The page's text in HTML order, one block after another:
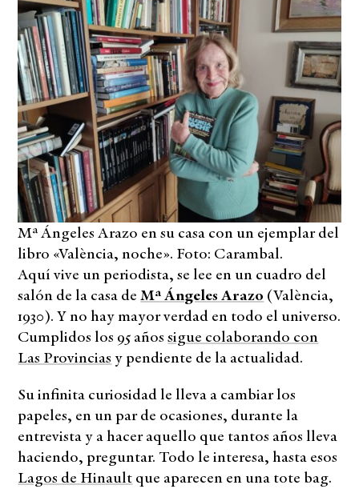
Mª Ángeles Arazo en su casa con un ejemplar del
libro «València, noche». Foto: Carambal.
Aquí vive un periodista, se lee en un cuadro del
salón de la casa deMª Ángeles Arazo (València,
1930). Y no hay mayor verdad en todo el universo.
Cumplidos los 95 añossigue colaborando con
Las Provincias y pendiente de la actualidad.
Su infinita curiosidad le lleva a cambiar los
papeles, en un par de ocasiones, durante la
entrevista y a hacer aquello que tantos años lleva
haciendo, preguntar. Todo le interesa, hasta esos
Lagos de Hinault que aparecen en una tote bag.